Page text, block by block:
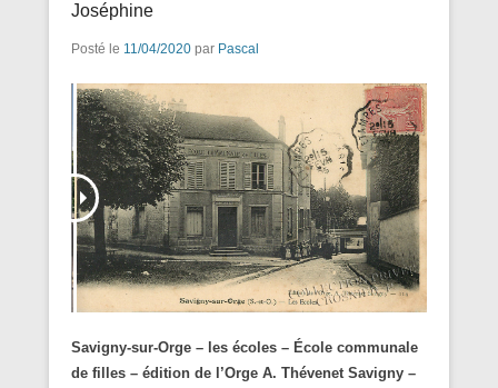
Joséphine
Posté le 11/04/2020 par Pascal
Savigny-sur-Orge – les écoles – École communale
de filles – édition de l’Orge A. Thévenet Savigny –